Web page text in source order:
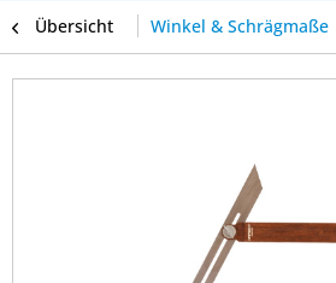
Übersicht Winkel & Schrägmaße